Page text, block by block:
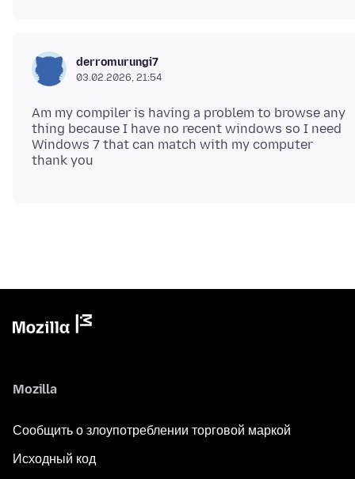
derromurungi7
03.02.2026, 21:54
Am my compiler is having a problem to browse any
thing because I have no recent windows so I need
Windows 7 that can match with my computer
Mozilla
Сообщить о злоупотреблении торговой маркой
Исходный код